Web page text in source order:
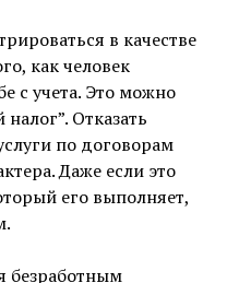
в качестве
как человек
с учета. Это можно
Отказать
по договорам
Даже если это
его выполняет,
безработным